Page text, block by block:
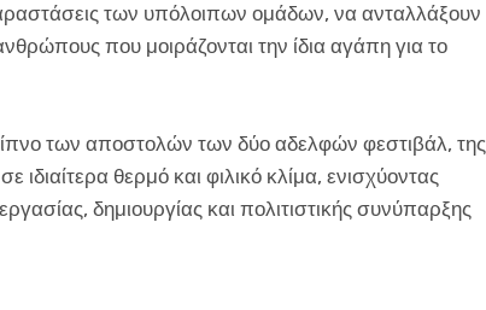
των υπόλοιπων ομάδων, να ανταλλάξουν
που μοιράζονται την ίδια αγάπη για το
των αποστολών των δύο αδελφών φεστιβάλ, της
θερμό και φιλικό κλίμα, ενισχύοντας
δημιουργίας και πολιτιστικής συνύπαρξης